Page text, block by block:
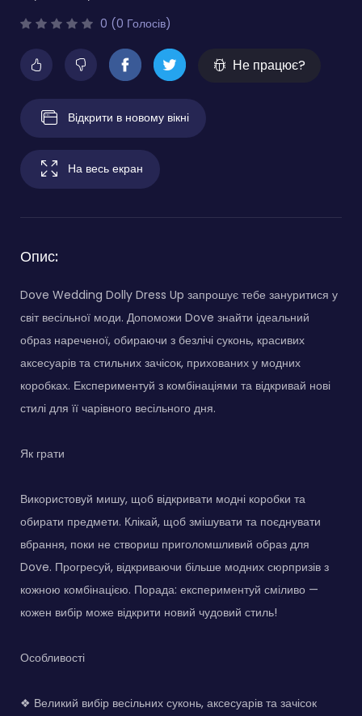
0 (0 Голосів)
Не працює?
Відкрити в новому вікні
На весь екран
Опис:
Dove Wedding Dolly Dress Up запрошує тебе зануритися у
світ весільної моди. Допоможи Dove знайти ідеальний
образ нареченої, обираючи з безлічі суконь, красивих
аксесуарів та стильних зачісок, прихованих у модних
коробках. Експериментуй з комбінаціями та відкривай нові
стилі для її чарівного весільного дня.
Як грати
Використовуй мишу, щоб відкривати модні коробки та
обирати предмети. Клікай, щоб змішувати та поєднувати
вбрання, поки не створиш приголомшливий образ для
Dove. Прогресуй, відкриваючи більше модних сюрпризів з
кожною комбінацією. Порада: експериментуй сміливо —
кожен вибір може відкрити новий чудовий стиль!
Особливості
❖ Великий вибір весільних суконь, аксесуарів та зачісок